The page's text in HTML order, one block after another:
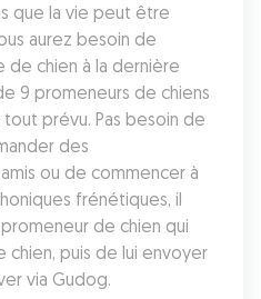
que la vie peut être
aurez besoin de
de chien à la dernière
9 promeneurs de chiens
prévu. Pas besoin de
des
ou de commencer à
frénétiques, il
de chien qui
chien, puis de lui envoyer
via Gudog.